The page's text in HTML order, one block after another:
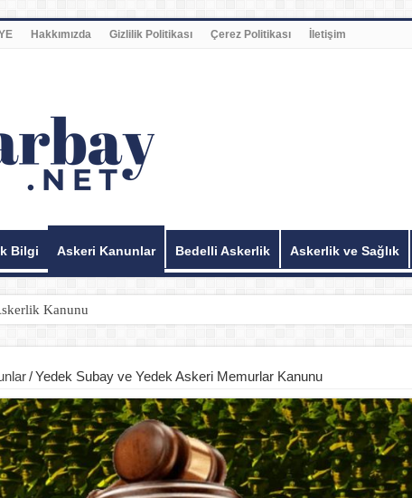
Hakkımızda Gizlilik Politikası Çerez Politikası İletişim
Bilgi Askeri Kanunlar Bedelli Askerlik Askerlik ve Sağlık
Kanunu
/ Yedek Subay ve Yedek Askeri Memurlar Kanunu